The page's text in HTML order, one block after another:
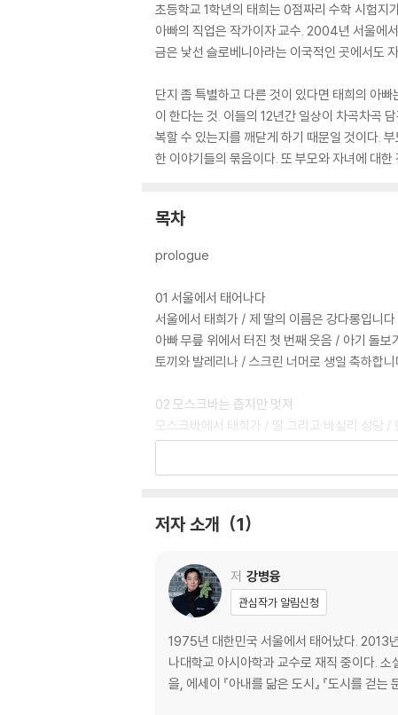
초등학교 1학년의 태희는 0점짜리 수학 시험지
아빠의 직업은 작가이자 교수. 2004년 서울에
금은 낯선 슬로베니아라는 이국적인 곳에서도
단지 좀 특별하고 다른 것이 있다면 태희의 아
이 한다는 것. 이들의 12년간 일상이 차곡차곡
복할 수 있는지를 깨닫게 하기 때문일 것이다.
한 이야기들의 묶음이다. 또 부모와 자녀에 대
목차
prologue
01 서울에서 태어나다
서울에서 태희가 / 제 딸의 이름은 강다롱입니
아빠 무릎 위에서 터진 첫 번째 웃음 / 아기 돌
토끼와 발레리나 / 스크린 너머로 생일 축하합
02 모스크바는 춥지만 멋져
모스크바에서 태희가 / 딸 그리고 바실리 성당
각하는 배의 의미 / 뽀뽀의 기술 / 휴지통을 뒤
말로 바로 진짜 선물 / 화장실 좀 만들어 주세
다시 서울에서 태희가 / 할아버지의 행차 / 왕
04 작지만 아름다운 도시, 류블랴나
류블랴나에서 태희가 / 여름학교 / 키신이 누
께 죽음 / BFF, 베스트 프렌드 포에버 / 수학
터를 타고 느끼는 바람 / 수영의 중요성 / 미니
저자 소개 1
저 강병융
관심작가 알림신청
1975년 대한민국 서울에서 태어났다. 2013
나대학교 아시아학과 교수로 재직 중이다. 소
을, 에세이 『아내를 닮은 도시』 『도시를 걷는